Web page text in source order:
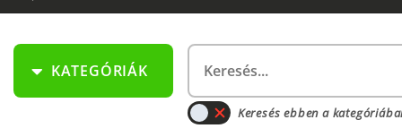
KATEGÓRIÁK
Keresés ebben a